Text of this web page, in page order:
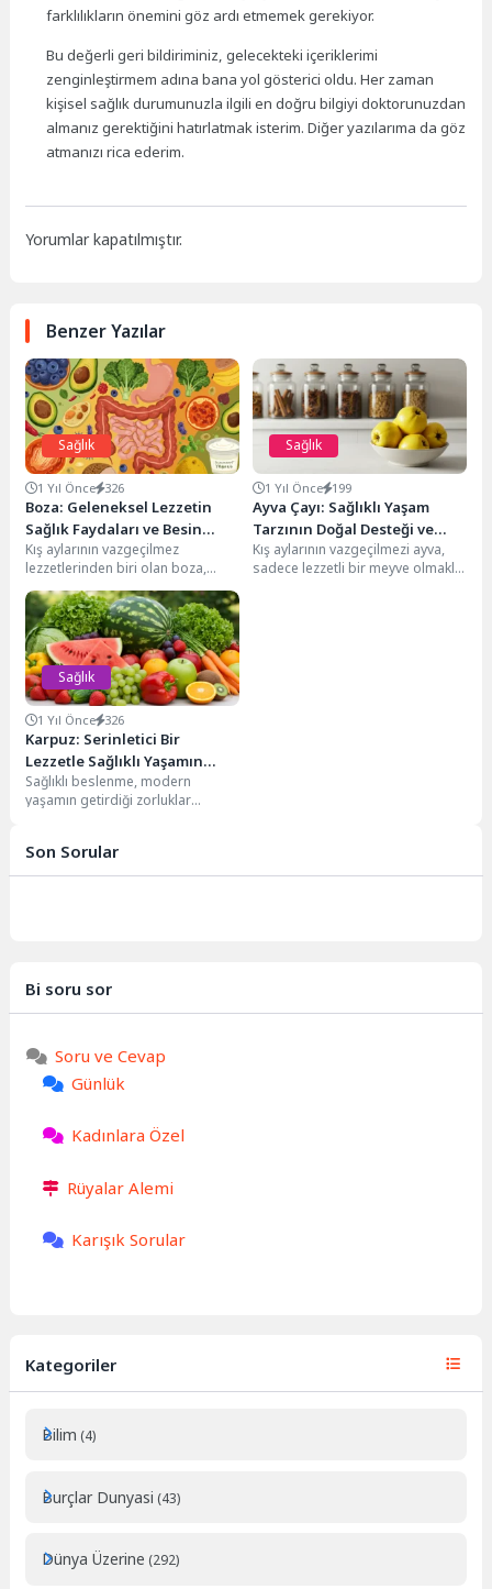
farklılıkların önemini göz ardı etmemek gerekiyor.
Bu değerli geri bildiriminiz, gelecekteki içeriklerimi
zenginleştirmem adına bana yol gösterici oldu. Her zaman
kişisel sağlık durumunuzla ilgili en doğru bilgiyi doktorunuzdan
almanız gerektiğini hatırlatmak isterim. Diğer yazılarıma da göz
atmanızı rica ederim.
Yorumlar kapatılmıştır.
Benzer Yazılar
Sağlık
1 Yıl Önce 326
Boza: Geleneksel Lezzetin
Sağlık Faydaları ve Besin
Değeri Nedir?
Kış aylarının vazgeçilmez
lezzetlerinden biri olan boza,
sadece damak zevkimize hitap
etmekle kalmayıp aynı zamanda...
Sağlık
1 Yıl Önce 199
Ayva Çayı: Sağlıklı Yaşam
Tarzının Doğal Desteği ve
Faydaları
Kış aylarının vazgeçilmezi ayva,
sadece lezzetli bir meyve olmakla
Sağlık
1 Yıl Önce 326
Karpuz: Serinletici Bir
Lezzetle Sağlıklı Yaşamın
Anahtarı
Sağlıklı beslenme, modern
yaşamın getirdiği zorluklar
Son Sorular
Bi soru sor
Soru ve Cevap
Günlük
Kadınlara Özel
Rüyalar Alemi
Karışık Sorular
Kategoriler
Bilim (4)
Burçlar Dunyasi (43)
Dünya Üzerine (292)